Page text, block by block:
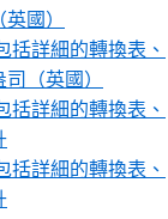
國）
括詳細的轉換表、
（英國）
括詳細的轉換表、
括詳細的轉換表、